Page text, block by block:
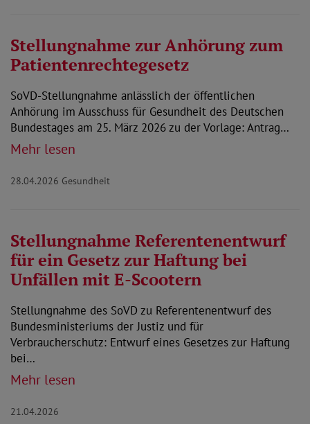
Stellungnahme zur Anhörung zum
Patientenrechtegesetz
SoVD-Stellungnahme anlässlich der öffentlichen
Anhörung im Ausschuss für Gesundheit des Deutschen
Bundestages am 25. März 2026 zu der Vorlage: Antrag…
Mehr lesen
28.04.2026 Gesundheit
Stellungnahme Referentenentwurf
für ein Gesetz zur Haftung bei
Unfällen mit E-Scootern
Stellungnahme des SoVD zu Referentenentwurf des
Bundesministeriums der Justiz und für
Verbraucherschutz: Entwurf eines Gesetzes zur Haftung
bei…
Mehr lesen
21.04.2026